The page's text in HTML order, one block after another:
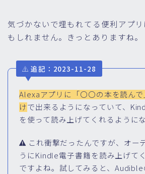
気づかないで埋もれてる便利アプ
もしれません。きっとありますね。
追記：2023-11-28
Alexaアプリに「〇〇の本を読ん
けで出来るようになっていて、
を使って読み上げてくれるように
これ衝撃だったんですが、オー
うにKindle電子書籍を読み上げて
ですよね。試してみると、